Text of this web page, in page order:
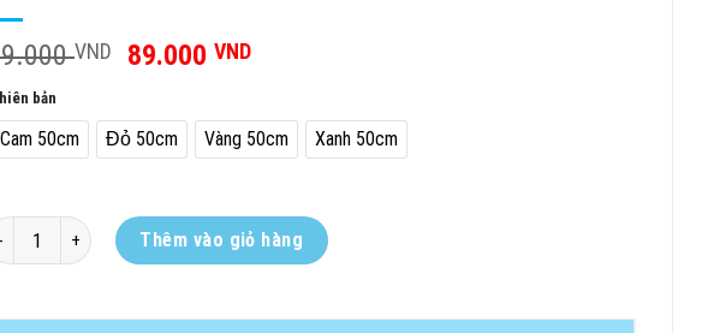
VND 89.000VND
bản
Cam 50cm Đỏ 50cm Vàng 50cm Xanh 50cm
ngại vật tập luyện, nấm cone hình trụ hổ trợ huấn luyện CNT số lượng
Thêm vào giỏ hàng